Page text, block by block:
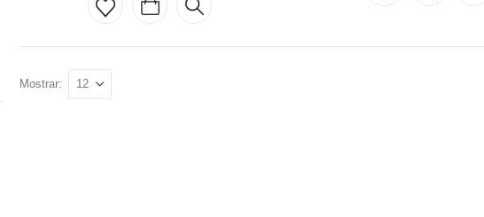
Mostrar: